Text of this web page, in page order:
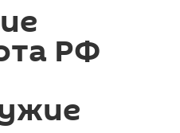
РФ